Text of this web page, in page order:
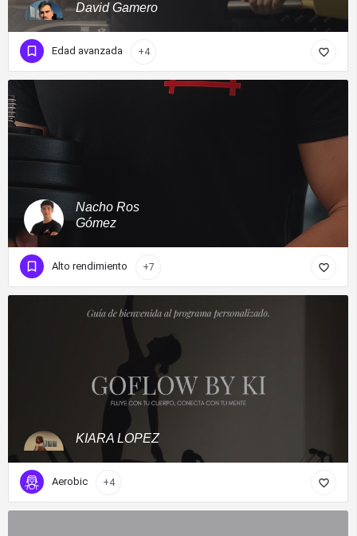
David Gamero
Edad avanzada +4
Nacho Ros
Gómez
Alto rendimiento +7
KIARA LOPEZ
Aerobic +4